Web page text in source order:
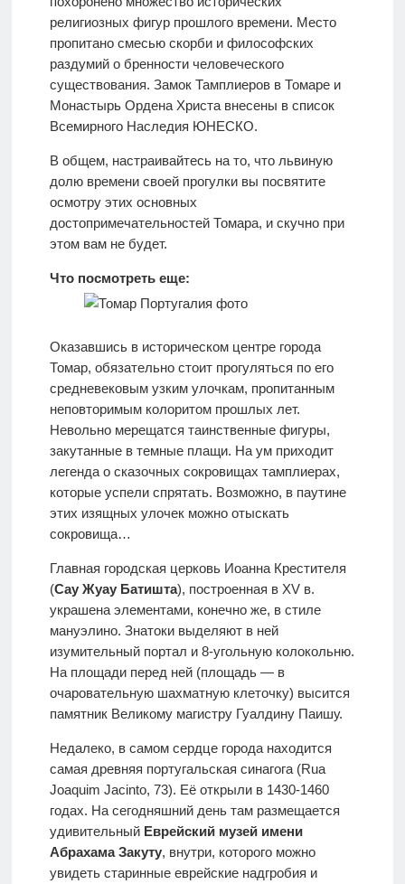
религиозных фигур прошлого времени. Место
пропитано смесью скорби и философских
раздумий о бренности человеческого
существования. Замок Тамплиеров в Томаре и
Монастырь Ордена Христа внесены в список
Всемирного Наследия ЮНЕСКО.
В общем, настраивайтесь на то, что львиную
долю времени своей прогулки вы посвятите
осмотру этих основных
достопримечательностей Томара, и скучно при
этом вам не будет.
Что посмотреть еще:
Оказавшись в историческом центре города
Томар, обязательно стоит прогуляться по его
средневековым узким улочкам, пропитанным
неповторимым колоритом прошлых лет.
Невольно мерещатся таинственные фигуры,
закутанные в темные плащи. На ум приходит
легенда о сказочных сокровищах тамплиерах,
которые успели спрятать. Возможно, в паутине
этих изящных улочек можно отыскать
сокровища…
Главная городская церковь Иоанна Крестителя
(Сау Жуау Батишта), построенная в XV в.
украшена элементами, конечно же, в стиле
мануэлино. Знатоки выделяют в ней
изумительный портал и 8-угольную колокольню.
На площади перед ней (площадь — в
очаровательную шахматную клеточку) высится
памятник Великому магистру Гуалдину Паишу.
Недалеко, в самом сердце города находится
самая древняя португальская синагога (Rua
Joaquim Jacinto, 73). Её открыли в 1430-1460
годах. На сегодняшний день там размещается
удивительный Еврейский музей имени
Абрахама Закуту, внутри, которого можно
увидеть старинные еврейские надгробия и